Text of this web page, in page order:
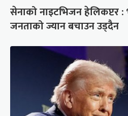
सेनाको नाइटभिजन हेलिकप्टर
जनताको ज्यान बचाउन उड्दैन